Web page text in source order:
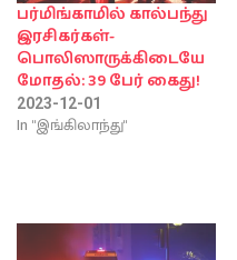
பர்மிங்காமில் கால்பந்து
இரசிகர்கள்-
பொலிஸாருக்கிடையே
மோதல்: 39 பேர் கைது!
2023-12-01
In "இங்கிலாந்து"